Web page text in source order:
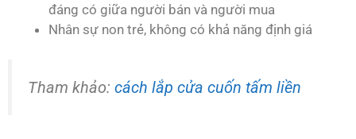
đáng có giữa người bán và người mua
Nhân sự non trẻ, không có khả năng định giá
Tham khảo: cách lắp cửa cuốn tấm liền